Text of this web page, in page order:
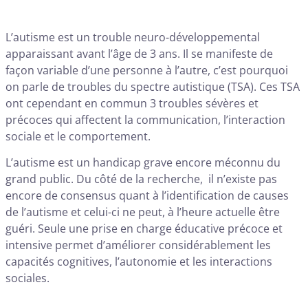
L’autisme est un trouble neuro-développemental
apparaissant avant l’âge de 3 ans. Il se manifeste de
façon variable d’une personne à l’autre, c’est pourquoi
on parle de troubles du spectre autistique (TSA). Ces TSA
ont cependant en commun 3 troubles sévères et
précoces qui affectent la communication, l’interaction
sociale et le comportement.
L’autisme est un handicap grave encore méconnu du
grand public. Du côté de la recherche, il n’existe pas
encore de consensus quant à l’identification de causes
de l’autisme et celui-ci ne peut, à l’heure actuelle être
guéri. Seule une prise en charge éducative précoce et
intensive permet d’améliorer considérablement les
capacités cognitives, l’autonomie et les interactions
sociales.